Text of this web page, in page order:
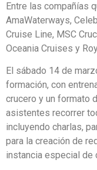
Entre las compañías
AmaWaterways,
Cruise Line, MSC
Oceania Cruises y
El sábado 14 de
formación, con
crucero y un formato
asistentes recorrer
incluyendo charlas,
para la creación de
instancia especial de